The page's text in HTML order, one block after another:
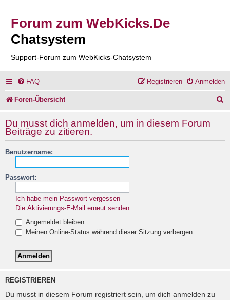
Forum zum WebKicks.De
Chatsystem
Support-Forum zum WebKicks-Chatsystem
FAQ Anmelden
Registrieren
Foren-Übersicht
Du musst dich anmelden, um in diesem Forum
Beiträge zu zitieren.
Benutzername:
Passwort:
Ich habe mein Passwort vergessen
Die Aktivierungs-E-Mail erneut senden
Angemeldet bleiben
Meinen Online-Status während dieser Sitzung verbergen
REGISTRIEREN
Du musst in diesem Forum registriert sein, um dich anmelden zu